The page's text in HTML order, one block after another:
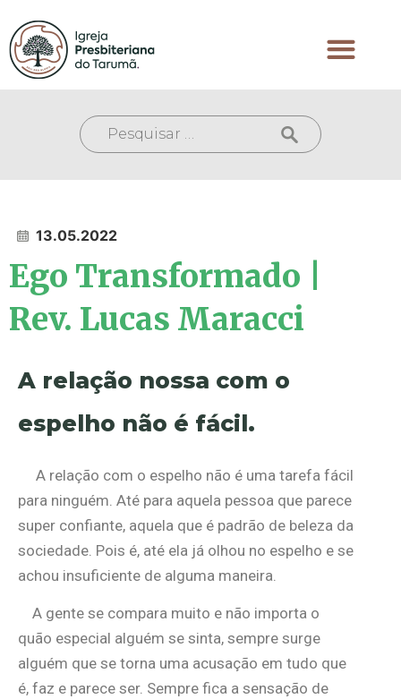
13.05.2022
Ego Transformado |
Rev. Lucas Maracci
A relação nossa com o
espelho não é fácil.
A relação com o espelho não é uma tarefa fácil
para ninguém. Até para aquela pessoa que parece
super confiante, aquela que é padrão de beleza da
sociedade. Pois é, até ela já olhou no espelho e se
achou insuficiente de alguma maneira.
A gente se compara muito e não importa o
quão especial alguém se sinta, sempre surge
alguém que se torna uma acusação em tudo que
é, faz e parece ser. Sempre fica a sensação de